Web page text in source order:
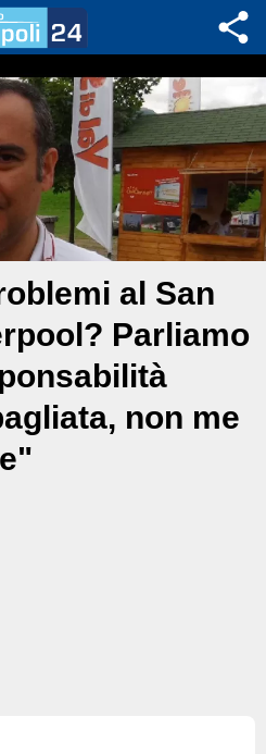
al San
Parliamo
non me